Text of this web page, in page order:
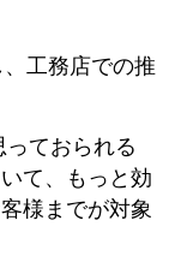
工務店での推
ておられる
て、もっと効
様までが対象